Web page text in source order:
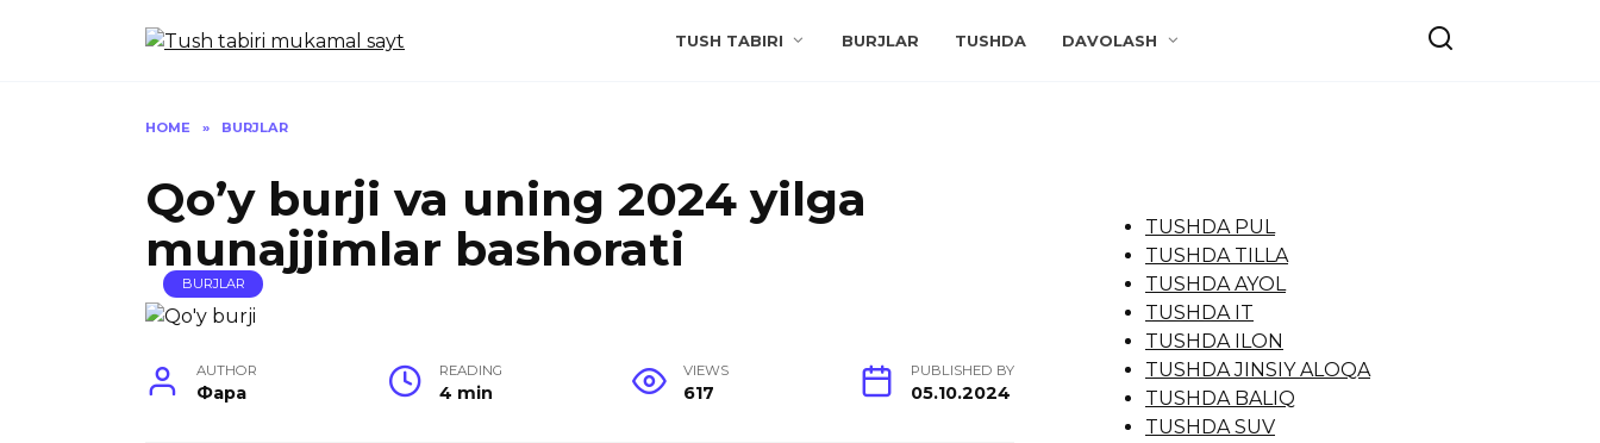
TUSH TABIRI BURJLAR TUSHDA DAVOLASH
HOME » BURJLAR
Qo’y burji va uning 2024 yilga
munajjimlar bashorati
BURJLAR
AUTHOR
Фара
READING
4 min
VIEWS
617
PUBLISHED BY
05.10.2024
TUSHDA PUL
TUSHDA TILLA
TUSHDA AYOL
TUSHDA IT
TUSHDA ILON
TUSHDA JINSIY ALOQA
TUSHDA BALIQ
TUSHDA SUV